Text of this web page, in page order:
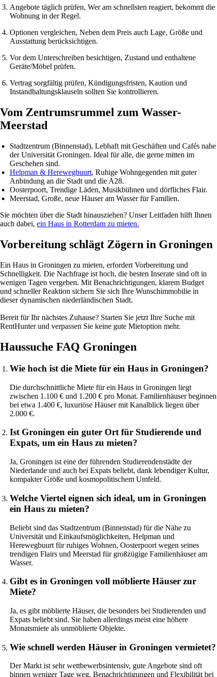
Angebote täglich prüfen, Wer am schnellsten reagiert, bekommt die
Wohnung in der Regel.
Optionen vergleichen, Neben dem Preis auch Lage, Größe und
Ausstattung berücksichtigen.
Vor dem Unterschreiben besichtigen, Zustand und enthaltene
Geräte/Möbel prüfen.
Vertrag sorgfältig prüfen, Kündigungsfristen, Kaution und
Instandhaltungsklauseln sollten Sie kontrollieren.
Vom Zentrumsrummel zum Wasser-
Meerstad
Stadtzentrum (Binnenstad), Lebhaft mit Geschäften und Cafés nahe
der Universität Groningen. Ideal für alle, die gerne mitten im
Geschehen sind.
Helpman & Herewegbuurt, Ruhige Wohngegenden mit guter
Anbindung an die Stadt und die A28.
Oosterpoort, Trendige Läden, Musikbühnen und dörfliches Flair.
Meerstad, Große, neue Häuser am Wasser für Familien.
Sie möchten über die Stadt hinausziehen? Unser Leitfaden hilft Ihnen
auch dabei, ein Haus in Rotterdam zu mieten.
Vorbereitung schlägt Zögern in Groningen
Ein Haus in Groningen zu mieten, erfordert Vorbereitung und
Schnelligkeit. Die Nachfrage ist hoch, die besten Inserate sind oft in
wenigen Tagen vergeben. Mit Benachrichtigungen, klarem Budget
und schneller Reaktion sichern Sie sich Ihre Wunschimmobilie in
dieser dynamischen niederländischen Stadt.
Bereit für Ihr nächstes Zuhause? Starten Sie jetzt Ihre Suche mit
RentHunter und verpassen Sie keine gute Mietoption mehr.
Haussuche FAQ Groningen
Wie hoch ist die Miete für ein Haus in Groningen?
Die durchschnittliche Miete für ein Haus in Groningen liegt
zwischen 1.100 € und 1.200 € pro Monat. Familienhäuser beginnen
bei etwa 1.400 €, luxuriöse Häuser mit Kanalblick liegen über
2.000 €.
Ist Groningen ein guter Ort für Studierende und
Expats, um ein Haus zu mieten?
Ja, Groningen ist eine der führenden Studierendenstädte der
Niederlande und auch bei Expats beliebt, dank lebendiger Kultur,
kompakter Größe und kosmopolitischem Umfeld.
Welche Viertel eignen sich ideal, um in Groningen
ein Haus zu mieten?
Beliebt sind das Stadtzentrum (Binnenstad) für die Nähe zu
Universität und Einkaufsmöglichkeiten, Helpman und
Herewegbuurt für ruhiges Wohnen, Oosterpoort wegen seines
trendigen Flairs und Meerstad für großzügige Familienhäuser am
Wasser.
Gibt es in Groningen voll möblierte Häuser zur
Miete?
Ja, es gibt möblierte Häuser, die besonders bei Studierenden und
Expats beliebt sind. Sie haben allerdings meist eine höhere
Monatsmiete als unmöblierte Objekte.
Wie schnell werden Häuser in Groningen vermietet?
Der Markt ist sehr wettbewerbsintensiv, gute Angebote sind oft
binnen weniger Tage weg. Benachrichtigungen und Flexibilität bei